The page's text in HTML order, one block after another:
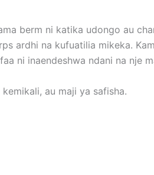
berm ni katika udongo au
ardhi na kufuatilia mikeka.
ni inaendeshwa ndani na nje
au maji ya safisha.